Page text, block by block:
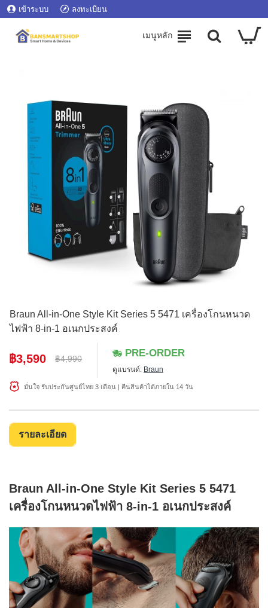
เข้าระบบ ลงทะเบียน
Braun All-in-One Style Kit Series 5 5471 เครื่องโกนหนวด
ไฟฟ้า 8-in-1 อเนกประสงค์
฿3,590 ฿4,990 PRE-ORDER
ดูแบรนด์: Braun
มั่นใจ รับประกันศูนย์ไทย 3 เดือน | คืนสินค้าได้ภายใน 14 วัน
รายละเอียด
Braun All-in-One Style Kit Series 5 5471
เครื่องโกนหนวดไฟฟ้า 8-in-1 อเนกประสงค์